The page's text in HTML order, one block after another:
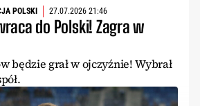
POLSKI 27.07.2026 21:46
do Polski! Zagra w
będzie grał w ojczyźnie! Wybrał